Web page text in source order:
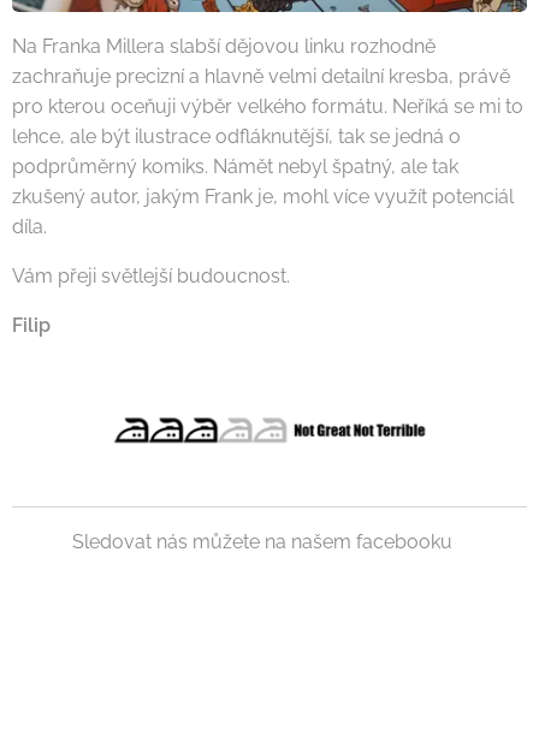
Na Franka Millera slabší dějovou linku rozhodně
zachraňuje precizní a hlavně velmi detailní kresba, právě
pro kterou oceňuji výběr velkého formátu. Neříká se mi to
lehce, ale být ilustrace odfláknutější, tak se jedná o
podprůměrný komiks. Námět nebyl špatný, ale tak
zkušený autor, jakým Frank je, mohl více využít potenciál
díla.
Vám přeji světlejší budoucnost.
Filip
Sledovat nás můžete na našem facebooku